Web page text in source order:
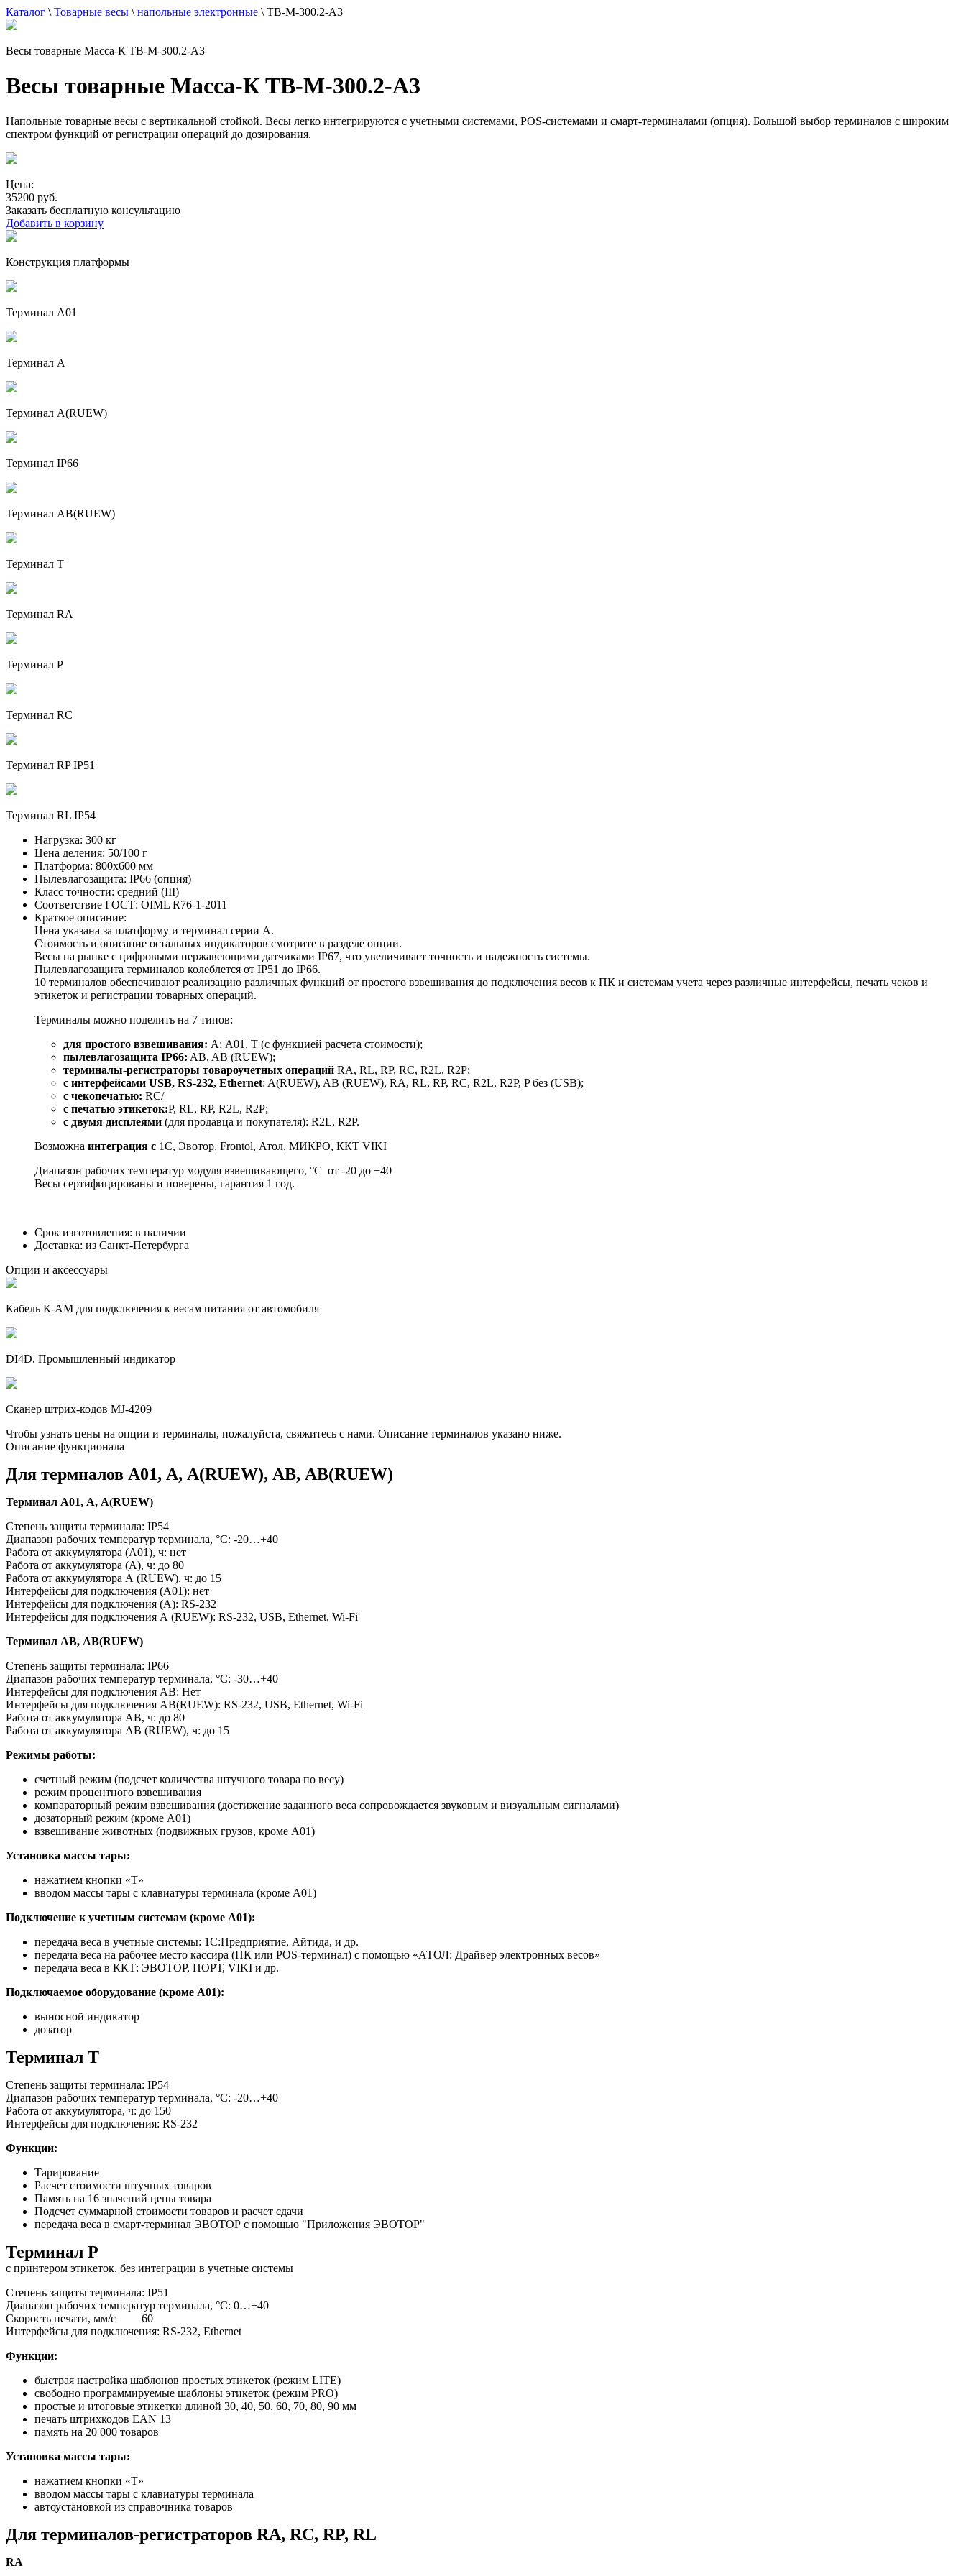
Каталог \ Товарные весы \ напольные электронные \ TB-М-300.2-A3
Весы товарные Масса-К TB-М-300.2-A3
Весы товарные Масса-К TB-М-300.2-A3
Напольные товарные весы с вертикальной стойкой. Весы легко интегрируются с учетными системами, POS-системами и смарт-терминалами (опция). Большой выбор терминалов с широким
спектром функций от регистрации операций до дозирования.
Цена:
35200 руб.
Заказать бесплатную консультацию
Добавить в корзину
Конструкция платформы
Терминал А01
Терминал А
Терминал A(RUEW)
Терминал IP66
Терминал AB(RUEW)
Терминал Т
Терминал RA
Терминал P
Терминал RC
Терминал RP IP51
Терминал RL IP54
Нагрузка: 300 кг
Цена деления: 50/100 г
Платформа: 800х600 мм
Пылевлагозащита: IP66 (опция)
Класс точности: средний (III)
Соответствие ГОСТ: OIML R76-1-2011
Краткое описание:
Цена указана за платформу и терминал серии А.
Стоимость и описание остальных индикаторов смотрите в разделе опции.
Весы на рынке с цифровыми нержавеющими датчиками IP67, что увеличивает точность и надежность системы.
Пылевлагозащита терминалов колеблется от IP51 до IP66.
10 терминалов обеспечивают реализацию различных функций от простого взвешивания до подключения весов к ПК и системам учета через различные интерфейсы, печать чеков и
этикеток и регистрации товарных операций.
Терминалы можно поделить на 7 типов:
для простого взвешивания: A; А01, T (с функцией расчета стоимости);
пылевлагозащита IP66: AB, AB (RUEW);
терминалы-регистраторы товароучетных операций RA, RL, RP, RC, R2L, R2P;
с интерфейсами USB, RS-232, Ethernet: A(RUEW), AB (RUEW), RA, RL, RP, RC, R2L, R2P, P без (USB);
с чекопечатью: RC/
с печатью этикеток:P, RL, RP, R2L, R2P;
с двумя дисплеями (для продавца и покупателя): R2L, R2P.
Возможна интеграция с 1С, Эвотор, Frontol, Атол, МИКРО, ККТ VIKI
Диапазон рабочих температур модуля взвешивающего, °С от -20 до +40
Весы сертифицированы и поверены, гарантия 1 год.
Срок изготовления: в наличии
Доставка: из Санкт-Петербурга
Опции и аксессуары
Кабель К-АМ для подключения к весам питания от автомобиля
DI4D. Промышленный индикатор
Сканер штрих-кодов MJ-4209
Чтобы узнать цены на опции и терминалы, пожалуйста, свяжитесь с нами. Описание терминалов указано ниже.
Описание функционала
Для термналов А01, А, А(RUEW), АВ, АВ(RUEW)
Терминал А01, А, А(RUEW)
Степень защиты терминала: IP54
Диапазон рабочих температур терминала, °С: -20…+40
Работа от аккумулятора (А01), ч: нет
Работа от аккумулятора (А), ч: до 80
Работа от аккумулятора А (RUEW), ч: до 15
Интерфейсы для подключения (А01): нет
Интерфейсы для подключения (А): RS-232
Интерфейсы для подключения А (RUEW): RS-232, USB, Ethernet, Wi-Fi
Терминал АВ, АВ(RUEW)
Степень защиты терминала: IP66
Диапазон рабочих температур терминала, °С: -30…+40
Интерфейсы для подключения АВ: Нет
Интерфейсы для подключения АВ(RUEW): RS-232, USB, Ethernet, Wi-Fi
Работа от аккумулятора АВ, ч: до 80
Работа от аккумулятора АВ (RUEW), ч: до 15
Режимы работы:
счетный режим (подсчет количества штучного товара по весу)
режим процентного взвешивания
компараторный режим взвешивания (достижение заданного веса сопровождается звуковым и визуальным сигналами)
дозаторный режим (кроме А01)
взвешивание животных (подвижных грузов, кроме А01)
Установка массы тары:
нажатием кнопки «T»
вводом массы тары с клавиатуры терминала (кроме А01)
Подключение к учетным системам (кроме А01):
передача веса в учетные системы: 1С:Предприятие, Айтида, и др.
передача веса на рабочее место кассира (ПК или POS-терминал) с помощью «АТОЛ: Драйвер электронных весов»
передача веса в ККТ: ЭВОТОР, ПОРТ, VIKI и др.
Подключаемое оборудование (кроме А01):
выносной индикатор
дозатор
Терминал Т
Степень защиты терминала: IP54
Диапазон рабочих температур терминала, °С: -20…+40
Работа от аккумулятора, ч: до 150
Интерфейсы для подключения: RS-232
Функции:
Тарирование
Расчет стоимости штучных товаров
Память на 16 значений цены товара
Подсчет суммарной стоимости товаров и расчет сдачи
передача веса в смарт-терминал ЭВОТОР с помощью "Приложения ЭВОТОР"
Терминал P
с принтером этикеток, без интеграции в учетные системы
Степень защиты терминала: IP51
Диапазон рабочих температур терминала, °С: 0…+40
Скорость печати, мм/с 60
Интерфейсы для подключения: RS-232, Ethernet
Функции:
быстрая настройка шаблонов простых этикеток (режим LITE)
свободно программируемые шаблоны этикеток (режим PRO)
простые и итоговые этикетки длиной 30, 40, 50, 60, 70, 80, 90 мм
печать штрихкодов EAN 13
память на 20 000 товаров
Установка массы тары:
нажатием кнопки «T»
вводом массы тары с клавиатуры терминала
автоустановкой из справочника товаров
Для терминалов-регистраторов RA, RC, RP, RL
RA